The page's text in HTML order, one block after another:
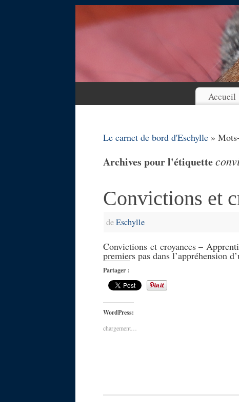
Accueil
Le carnet de bord d'Eschylle »
Archives pour l'étiquette
Convictions et
deEschylle
Convictions et croyances –
premiers pas dans l’appréhension
Partager :
WordPress:
chargement…